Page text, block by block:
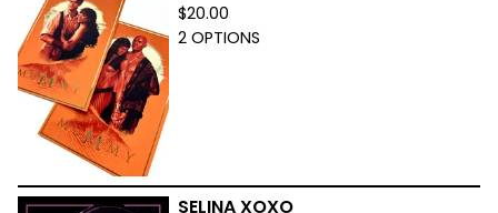
$20.00
2 OPTIONS
SELINA XOXO